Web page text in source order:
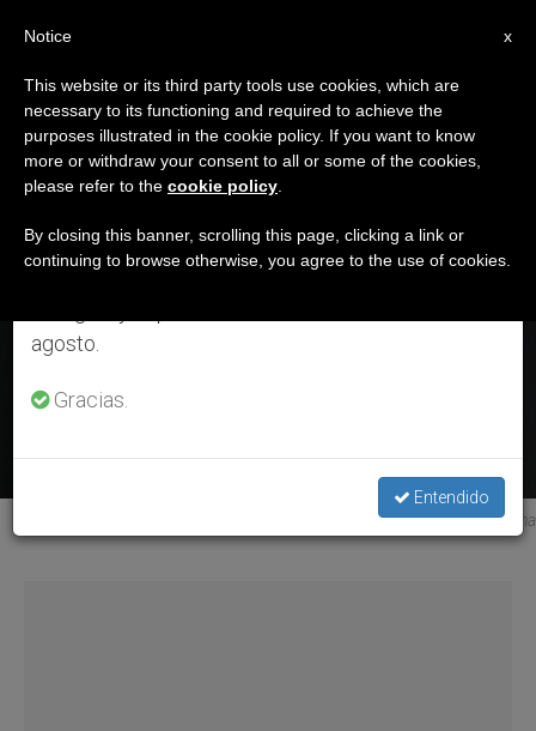
DÍA
Julio 27th, 2019
ÚLTIMAS NOTICIAS
San Pedro Poveda Castroverde, 28 de julio
San Pedro Poveda © Institución Teresiana
×
Aviso importante
Del 27 de julio al 7 de agosto haremos la pausa
anual, aprovechando que en el periodo de verano
se generan menos informaciones y también el
agosto.
Gracias.
Entendido
x
Notice
This website or its third party tools use cookies, which are
necessary to its functioning and required to achieve the
purposes illustrated in the cookie policy. If you want to know
more or withdraw your consent to all or some of the cookies,
please refer to the cookie policy
By closing this banner, scrolling this page, clicking a link or
continuing to browse otherwise, you agree to the use of cookies.